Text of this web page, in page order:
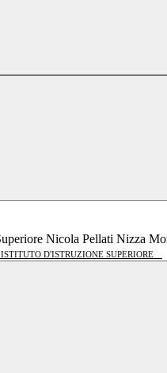
ISTITUTO D'ISTRUZIONE SUPERIORE